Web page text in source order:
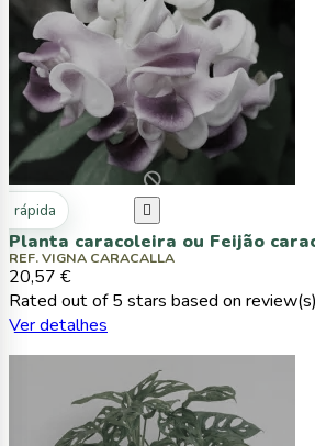
rápida 
Planta caracoleira ou Feijão
REF. VIGNA CARACALLA
20,57 €
Rated out of 5 stars based on review(s)
Ver detalhes